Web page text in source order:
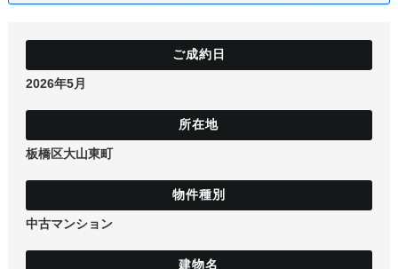
物件閲覧履歴
購入TOP
学区から探す
町名から探す
新築戸建て
中古戸建て
2026年5月
板橋区大山東町
中古マンション